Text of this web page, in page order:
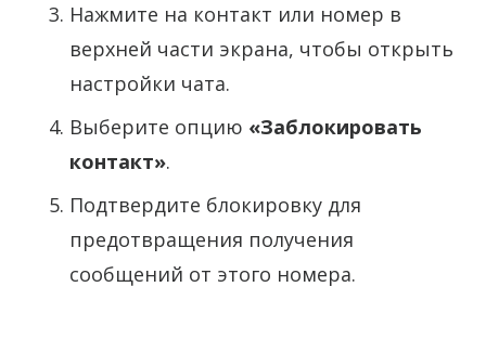
Нажмите на контакт или номер в
верхней части экрана, чтобы открыть
настройки чата.
Выберите опцию «Заблокировать
контакт».
Подтвердите блокировку для
предотвращения получения
сообщений от этого номера.